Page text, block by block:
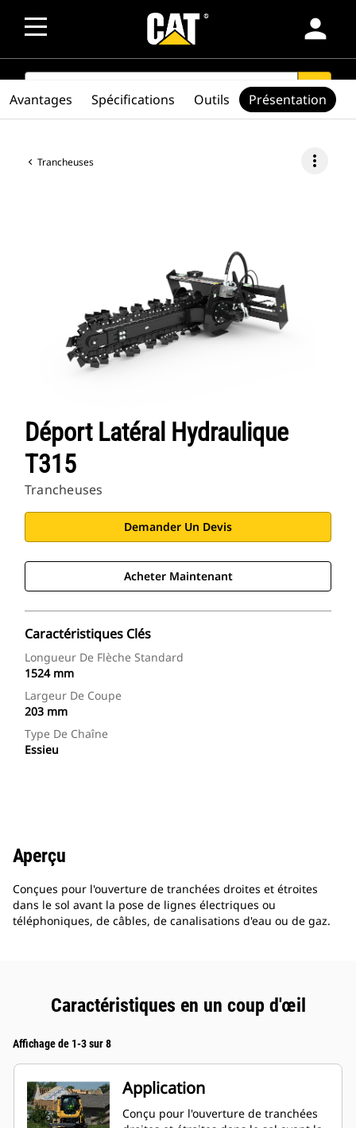
person
SEARCH search
Trancheuses more_vert
Déport Latéral Hydraulique
T315
Trancheuses
Demander Un Devis
Acheter Maintenant
Caractéristiques Clés
Longueur De Flèche Standard
1524 mm
Largeur De Coupe
203 mm
Type De Chaîne
Essieu
Avantages Spécifications Outils Présentation
Aperçu
Conçues pour l'ouverture de tranchées droites et étroites
dans le sol avant la pose de lignes électriques ou
téléphoniques, de câbles, de canalisations d'eau ou de gaz.
Caractéristiques en un coup d'œil
Affichage de 1-3 sur 8
Application
Conçu pour l'ouverture de tranchées